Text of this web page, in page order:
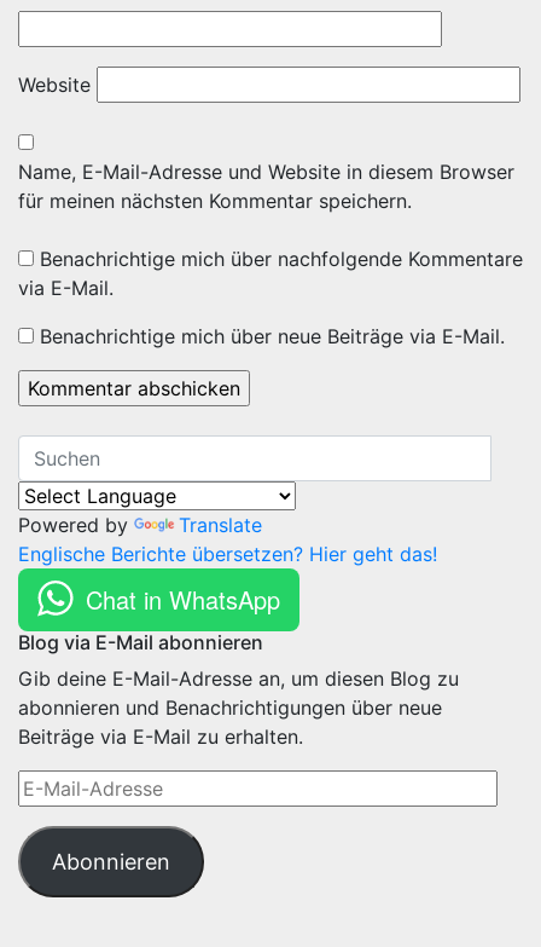
Website
Name, E-Mail-Adresse und Website in diesem Browser
für meinen nächsten Kommentar speichern.
Benachrichtige mich über nachfolgende Kommentare
via E-Mail.
Benachrichtige mich über neue Beiträge via E-Mail.
Powered by
Translate
Englische Berichte übersetzen? Hier geht das!
Chat in WhatsApp
Blog via E-Mail abonnieren
Gib deine E-Mail-Adresse an, um diesen Blog zu
abonnieren und Benachrichtigungen über neue
Beiträge via E-Mail zu erhalten.
E-
Mail-
Adresse
Abonnieren